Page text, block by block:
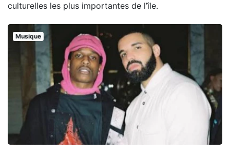
culturelles les plus importantes de l’île.
Musique